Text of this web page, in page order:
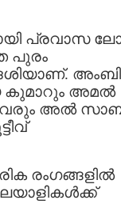
പ്രവാസ
പുരം
കുമാറും അമൽ
അൽ
രംഗങ്ങളില്‍